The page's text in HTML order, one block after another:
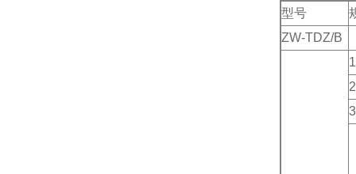
型号
ZW-TDZ/B
1
2
3